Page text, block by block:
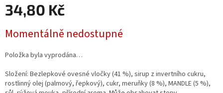
34,80 Kč
cena:
Momentálně nedostupné
Položka byla vyprodána…
Složení: Bezlepkové ovesné vločky (41 %), sirup z invertního cukru,
rostlinný olej (palmový, řepkový), cukr, meruňky (8 %), MANDLE (5 %),